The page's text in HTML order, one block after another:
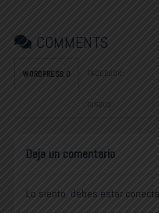
COMMENTS
WORDPRESS: 0 FACEBOOK:
DISQUS:
Deja un comentario
Lo siento, debes estar